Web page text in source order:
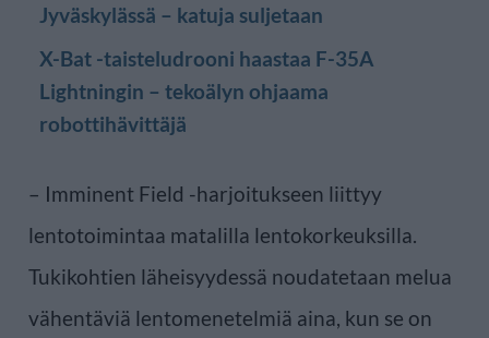
Jyväskylässä – katuja suljetaan
X-Bat -taisteludrooni haastaa F-35A
Lightningin – tekoälyn ohjaama
robottihävittäjä
– Imminent Field -harjoitukseen liittyy
lentotoimintaa matalilla lentokorkeuksilla.
Tukikohtien läheisyydessä noudatetaan melua
vähentäviä lentomenetelmiä aina, kun se on